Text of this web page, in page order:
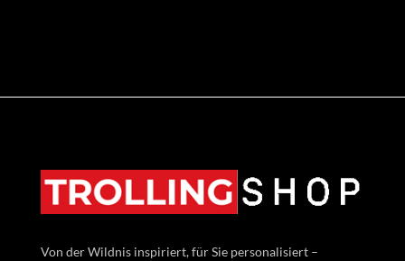
Von der Wildnis inspiriert, für Sie personalisiert –